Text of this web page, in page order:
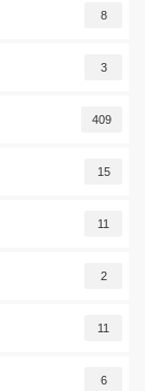
8
3
409
15
11
2
11
6